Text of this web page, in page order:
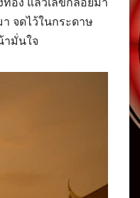
ทอง แล้วเลขก็ลอยมา
จดไว้ในกระดาษ
ามั่นใจ